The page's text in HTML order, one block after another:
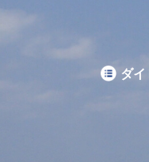
ダ